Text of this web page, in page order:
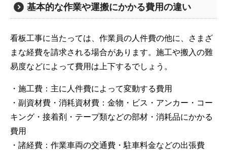
基本的な作業や運搬にかかる費用の違い
看板工事に当たっては、作業員の人件費の他に、さまざ
まな経費を請求される場合があります。施工や搬入の難
易度などによって費用は上下するでしょう。
・施工費：主に人件費によって変動する費用
・副資材費・消耗資材費：金物・ビス・アンカー・コー
キング・接着剤・テープ類などの部材・消耗品にかかる
費用
・諸経費：作業車両の交通費・駐車料金などの出張費